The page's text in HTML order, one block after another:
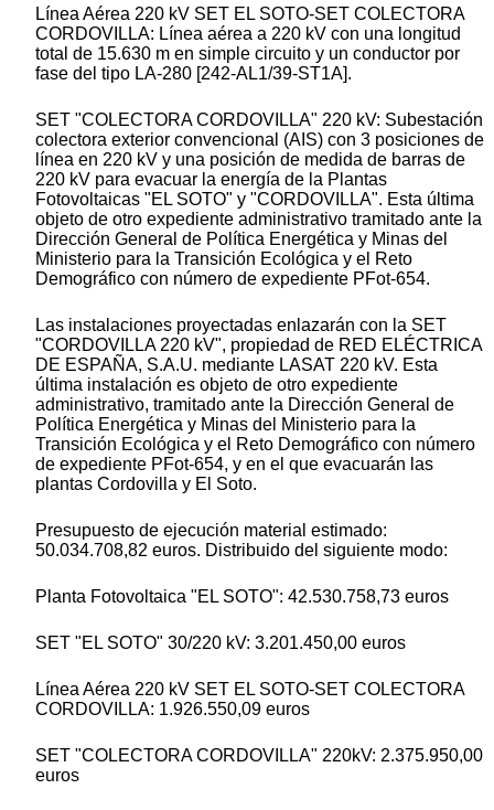
Línea Aérea 220 kV SET EL SOTO-SET COLECTORA
CORDOVILLA: Línea aérea a 220 kV con una longitud
total de 15.630 m en simple circuito y un conductor por
fase del tipo LA-280 [242-AL1/39-ST1A].
SET "COLECTORA CORDOVILLA" 220 kV: Subestación
colectora exterior convencional (AIS) con 3 posiciones de
línea en 220 kV y una posición de medida de barras de
220 kV para evacuar la energía de la Plantas
Fotovoltaicas "EL SOTO" y "CORDOVILLA". Esta última
objeto de otro expediente administrativo tramitado ante la
Dirección General de Política Energética y Minas del
Ministerio para la Transición Ecológica y el Reto
Demográfico con número de expediente PFot-654.
Las instalaciones proyectadas enlazarán con la SET
"CORDOVILLA 220 kV", propiedad de RED ELÉCTRICA
DE ESPAÑA, S.A.U. mediante LASAT 220 kV. Esta
última instalación es objeto de otro expediente
administrativo, tramitado ante la Dirección General de
Política Energética y Minas del Ministerio para la
Transición Ecológica y el Reto Demográfico con número
de expediente PFot-654, y en el que evacuarán las
plantas Cordovilla y El Soto.
Presupuesto de ejecución material estimado:
50.034.708,82 euros. Distribuido del siguiente modo:
Planta Fotovoltaica "EL SOTO": 42.530.758,73 euros
SET "EL SOTO" 30/220 kV: 3.201.450,00 euros
Línea Aérea 220 kV SET EL SOTO-SET COLECTORA
CORDOVILLA: 1.926.550,09 euros
SET "COLECTORA CORDOVILLA" 220kV: 2.375.950,00
euros